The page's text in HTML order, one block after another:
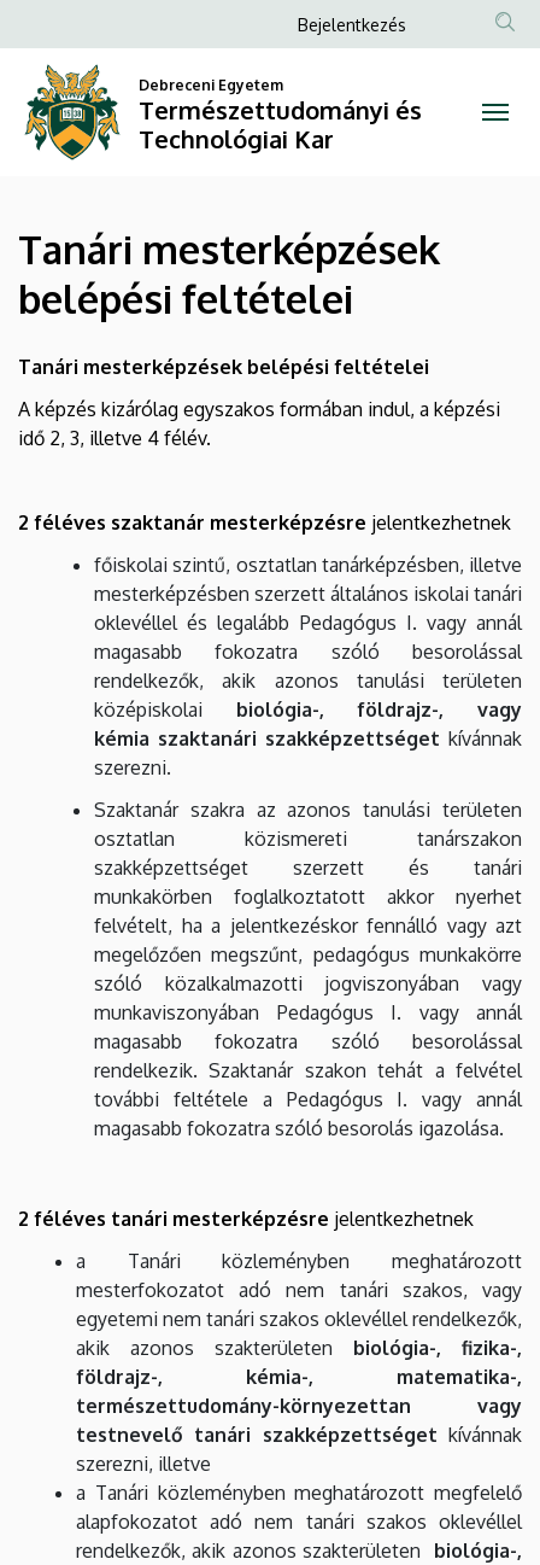
mesterképzések
belépési
feltételei
Természettudományi
és
Technológiai
Kar
a
tartalomra
Anonim
fiók
menüje
Bejelentkezés
Debreceni Egyetem
Természettudományi és
Technológiai Kar
Tanári mesterképzések
belépési feltételei
Tanári mesterképzések belépési feltételei
A képzés kizárólag egyszakos formában indul, a képzési
idő 2, 3, illetve 4 félév.
2 féléves szaktanár mesterképzésre jelentkezhetnek
főiskolai szintű, osztatlan tanárképzésben, illetve
mesterképzésben szerzett általános iskolai tanári
oklevéllel és legalább Pedagógus I. vagy annál
magasabb fokozatra szóló besorolással
rendelkezők, akik azonos tanulási területen
középiskolai biológia-, földrajz-, vagy
kémia szaktanári szakképzettséget kívánnak
szerezni.
Szaktanár szakra az azonos tanulási területen
osztatlan közismereti tanárszakon
szakképzettséget szerzett és tanári
munkakörben foglalkoztatott akkor nyerhet
felvételt, ha a jelentkezéskor fennálló vagy azt
megelőzően megszűnt, pedagógus munkakörre
szóló közalkalmazotti jogviszonyában vagy
munkaviszonyában Pedagógus I. vagy annál
magasabb fokozatra szóló besorolással
rendelkezik. Szaktanár szakon tehát a felvétel
további feltétele a Pedagógus I. vagy annál
magasabb fokozatra szóló besorolás igazolása.
2 féléves tanári mesterképzésre jelentkezhetnek
a Tanári közleményben meghatározott
mesterfokozatot adó nem tanári szakos, vagy
egyetemi nem tanári szakos oklevéllel rendelkezők,
akik azonos szakterületen biológia-, fizika-,
földrajz-, kémia-, matematika-,
természettudomány-környezettan vagy
testnevelő tanári szakképzettséget kívánnak
szerezni, illetve
a Tanári közleményben meghatározott megfelelő
alapfokozatot adó nem tanári szakos oklevéllel
rendelkezők, akik azonos szakterületen biológia-,